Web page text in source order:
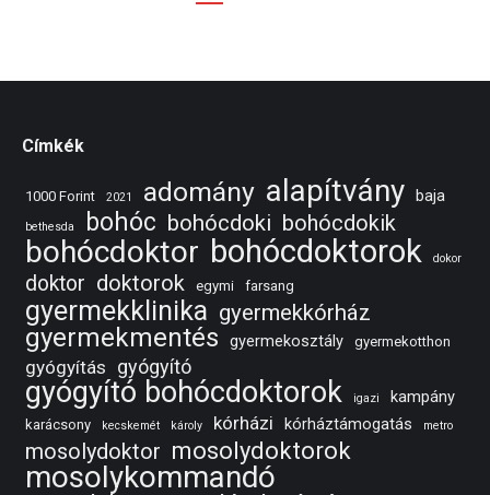
Címkék
1000 Forint 2021 adomány alapítvány baja
bethesda bohóc bohócdoki bohócdokik
bohócdoktor bohócdoktorok dokor
doktor doktorok egymi farsang
gyermekklinika gyermekkórház
gyermekmentés gyermekosztály gyermekotthon
gyógyítás gyógyító
gyógyító bohócdoktorok igazi kampány
karácsony kecskemét károly kórházi kórháztámogatás metro
mosolydoktor mosolydoktorok
mosolykommandó